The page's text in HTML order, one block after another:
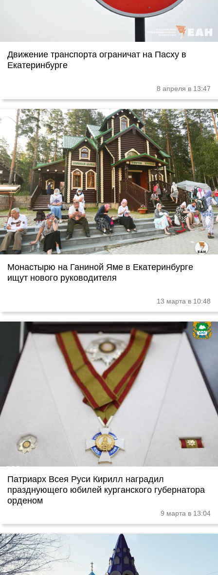
Движение транспорта ограничат на Пасху в
Екатеринбурге
8 апреля в 13:47
Монастырю на Ганиной Яме в Екатеринбурге
ищут нового руководителя
13 марта в 10:48
Патриарх Всея Руси Кирилл наградил
празднующего юбилей курганского губернатора
орденом
9 марта в 13:04